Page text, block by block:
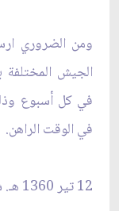
ومن الضروري
الجيش المختلفة
في كل أسبوع
في الوقت الراهن.
12 تير 1360 هـ. ش‏